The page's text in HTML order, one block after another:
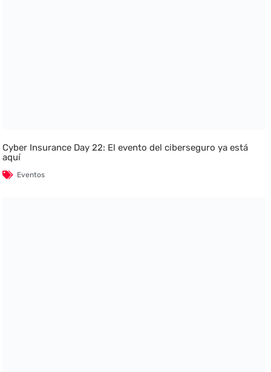
Cyber Insurance Day 22: El evento del ciberseguro ya está
aquí
Eventos